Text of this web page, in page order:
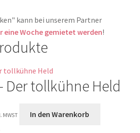
kann bei unserem Partner
eine Woche gemietet werden!
Der tollkühne Held
MWST In den Warenkorb